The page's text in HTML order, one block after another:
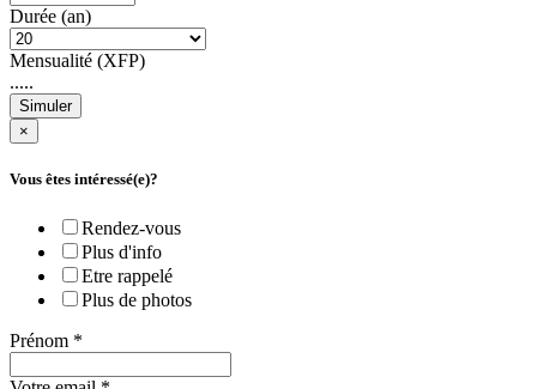
Durée (an)
Mensualité (XFP)
.....
Simuler
×
Vous êtes intéressé(e)?
Rendez-vous
Plus d'info
Etre rappelé
Plus de photos
Prénom *